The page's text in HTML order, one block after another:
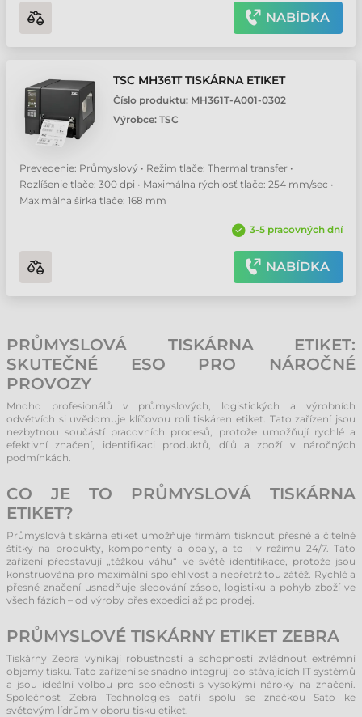
NABÍDKA
TSC MH361T TISKÁRNA ETIKET
Číslo produktu: MH361T-A001-0302
Výrobce: TSC
Prevedenie: Průmyslový • Režim tlače: Thermal transfer •
Rozlíšenie tlače: 300 dpi • Maximálna rýchlosť tlače: 254 mm/sec •
Maximálna šírka tlače: 168 mm
3-5 pracovných dní
NABÍDKA
PRŮMYSLOVÁ TISKÁRNA ETIKET:
SKUTEČNÉ ESO PRO NÁROČNÉ
PROVOZY
Mnoho profesionálů v průmyslových, logistických a výrobních
odvětvích si uvědomuje klíčovou roli tiskáren etiket. Tato zařízení jsou
nezbytnou součástí pracovních procesů, protože umožňují rychlé a
efektivní značení, identifikaci produktů, dílů a zboží v náročných
podmínkách.
CO JE TO PRŮMYSLOVÁ TISKÁRNA
ETIKET?
Průmyslová tiskárna etiket umožňuje firmám tisknout přesné a čitelné
štítky na produkty, komponenty a obaly, a to i v režimu 24/7. Tato
zařízení představují „těžkou váhu“ ve světě identifikace, protože jsou
konstruována pro maximální spolehlivost a nepřetržitou zátěž. Rychlé a
přesné značení usnadňuje sledování zásob, logistiku a pohyb zboží ve
všech fázích – od výroby přes expedici až po prodej.
PRŮMYSLOVÉ TISKÁRNY ETIKET ZEBRA
Tiskárny Zebra vynikají robustností a schopností zvládnout extrémní
objemy tisku. Tato zařízení se snadno integrují do stávajících IT systémů
a jsou ideální volbou pro společnosti s vysokými nároky na značení.
Společnost Zebra Technologies patří spolu se značkou Sato ke
světovým lídrům v oboru tisku etiket.